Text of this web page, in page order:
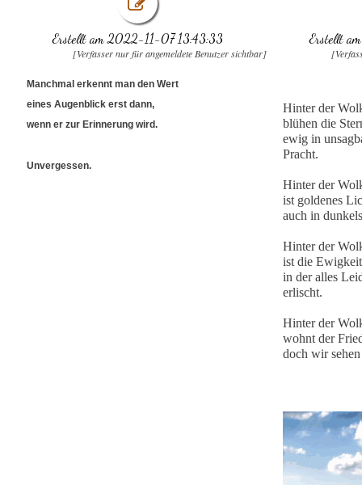
Erstellt am 2022-11-07 13:43:33
[Verfasser nur für angemeldete Benutzer sichtbar]
Manchmal erkennt man den Wert
eines Augenblick erst dann,
wenn er zur Erinnerung wird.
Unvergessen.
Erstellt
Hinter der
blühen die
ewig in
Pracht.
Hinter der
ist goldenes
auch in
Hinter der
ist die
in der alles
erlischt.
Hinter der
wohnt der
doch wir